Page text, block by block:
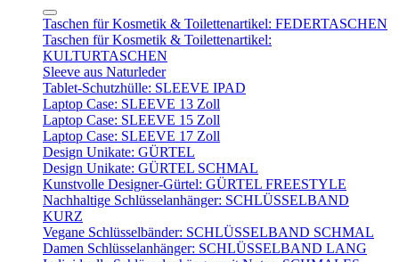
Taschen für Kosmetik & Toilettenartikel: FEDERTASCHEN
Taschen für Kosmetik & Toilettenartikel:
KULTURTASCHEN
Sleeve aus Naturleder
Tablet-Schutzhülle: SLEEVE IPAD
Laptop Case: SLEEVE 13 Zoll
Laptop Case: SLEEVE 15 Zoll
Laptop Case: SLEEVE 17 Zoll
Design Unikate: GÜRTEL
Design Unikate: GÜRTEL SCHMAL
Kunstvolle Designer-Gürtel: GÜRTEL FREESTYLE
Nachhaltige Schlüsselanhänger: SCHLÜSSELBAND
KURZ
Vegane Schlüsselbänder: SCHLÜSSELBAND SCHMAL
Damen Schlüsselanhänger: SCHLÜSSELBAND LANG